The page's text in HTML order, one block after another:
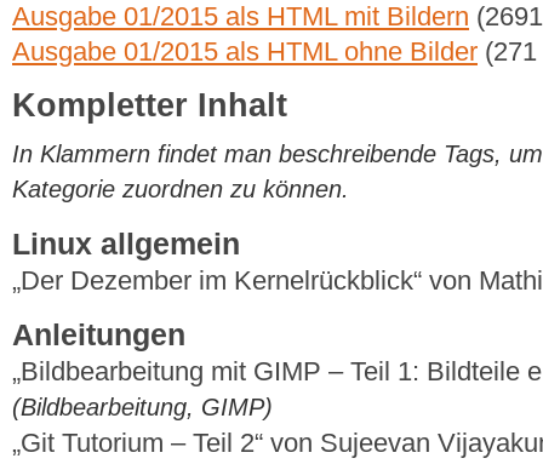
Ausgabe 01/2015 als HTML mit Bildern
Ausgabe 01/2015 als HTML ohne Bilder
Kompletter Inhalt
In Klammern findet man beschreibende Tags,
Kategorie zuordnen zu können.
Linux allgemein
„Der Dezember im Kernelrückblick“ von
Anleitungen
„Bildbearbeitung mit GIMP – Teil 1: Bildteile
(Bildbearbeitung, GIMP)
„Git Tutorium – Teil 2“ von Sujeevan